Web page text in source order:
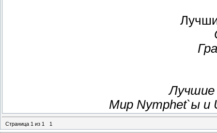
Мир Nymphet`ы и
Страница 1 из 1 1